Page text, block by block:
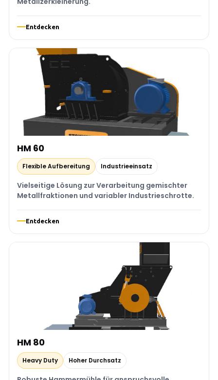
Entdecken
HM 60
Flexible Aufbereitung Industrieeinsatz
Vielseitige Lösung zur Verarbeitung gemischter
Metallfraktionen und variabler Industrieschrotte.
Entdecken
HM 80
Heavy Duty Hoher Durchsatz